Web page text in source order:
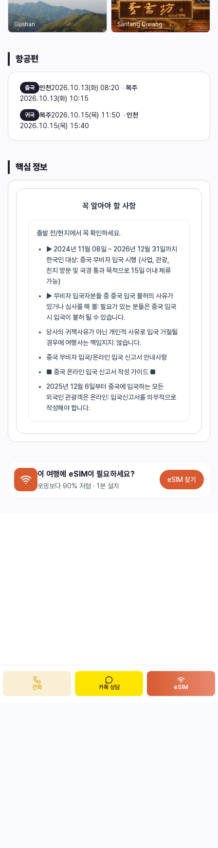
Gushan Sanfang Qixiang
항공편
출국 인천2026.10.13(화) 08:20→복주
2026.10.13(화) 10:15
귀국 복주2026.10.15(목) 11:50→인천
2026.10.15(목) 15:40
핵심 정보
꼭 알아야 할 사항
출발 전/현지에서 꼭 확인하세요.
▶ 2024년 11월 08일 ~ 2026년 12월 31일까지
한국인 대상: 중국 무비자 입국 시행 (사업, 관광,
친지 방문 및 국경 통과 목적으로 15일 이내 체류
가능)
▶ 무비자 입국자분들 중 중국 입국 불허의 사유가
있거나 심사를 해 볼: 필요가 있는 분들은 중국 입국
시 입국이 불허 될 수 있습니다.
당사의 귀책사유가 아닌 개인적 사유로 입국 거절될
경우에 여행사는 책임지지: 않습니다.
중국 무비자 입국/온라인 입국 신고서 안내사항
■ 중국 온라인 입국 신고서 작성 가이드 ■
2025년 12월 6일부터 중국에 입국하는 모든
외국인 관광객은 온라인: 입국신고서를 의무적으로
작성해야 합니다.
이 여행에 eSIM이 필요하세요?
로밍보다 90% 저렴 · 1분 설치
eSIM 찾기
전화 카톡 상담 eSIM